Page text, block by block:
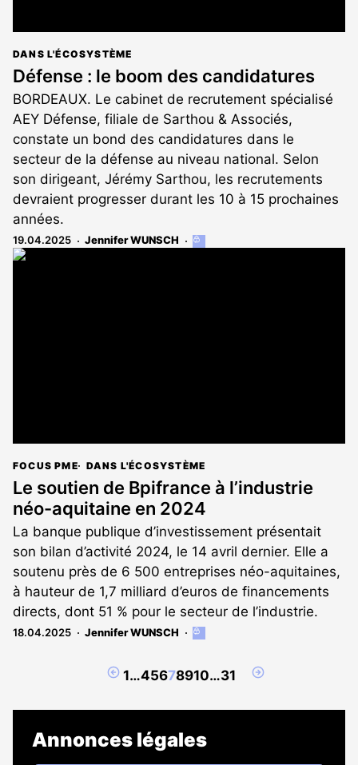
DANS L'ÉCOSYSTÈME
Défense : le boom des candidatures
BORDEAUX. Le cabinet de recrutement spécialisé
AEY Défense, filiale de Sarthou & Associés,
constate un bond des candidatures dans le
secteur de la défense au niveau national. Selon
son dirigeant, Jérémy Sarthou, les recrutements
devraient progresser durant les 10 à 15 prochaines
années.
19.04.2025 Jennifer WUNSCH
Cet
FOCUS PME DANS L'ÉCOSYSTÈME
Le soutien de Bpifrance à l’industrie
néo-aquitaine en 2024
La banque publique d’investissement présentait
son bilan d’activité 2024, le 14 avril dernier. Elle a
soutenu près de 6 500 entreprises néo-aquitaines,
à hauteur de 1,7 milliard d’euros de financements
directs, dont 51 % pour le secteur de l’industrie.
18.04.2025 Jennifer WUNSCH
Cet
réservé
abonnés
Page
1…45678910…31
Page
Annonces légales